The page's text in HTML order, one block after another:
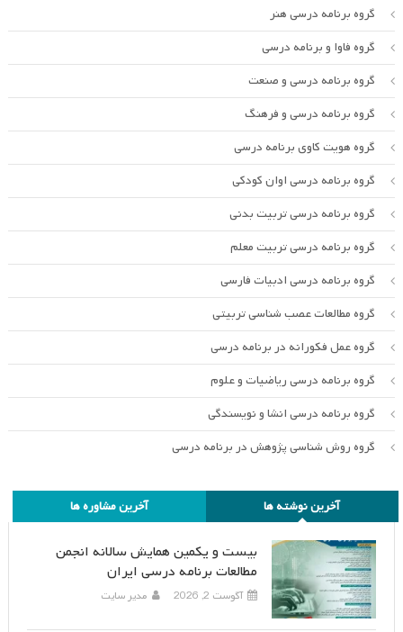
گروه برنامه درسی هنر
گروه فاوا و برنامه درسی
گروه برنامه درسی و صنعت
گروه برنامه درسی و فرهنگ
گروه هویت کاوی برنامه درسی
گروه برنامه درسی اوان کودکی
گروه برنامه درسی تربیت بدنی
گروه برنامه درسی تربیت معلم
گروه برنامه درسی ادبیات فارسی
گروه مطالعات عصب شناسی تربیتی
گروه عمل فکورانه در برنامه درسی
گروه برنامه درسی ریاضیات و علوم
گروه برنامه درسی انشا و نویسندگی
گروه روش شناسی پژوهش در برنامه درسی
آخرین نوشته ها آخرین مشاوره ها
بیست و یکمین همایش سالانه انجمن
مطالعات برنامه درسی ایران
آگوست 2, 2026 مدیر سایت